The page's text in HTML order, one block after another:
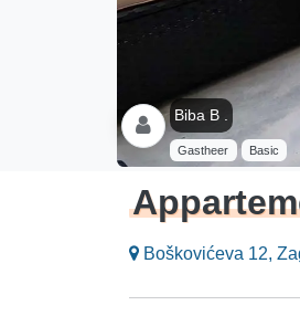
Biba B .
Gastheer Basic
Boškovićeva 12,